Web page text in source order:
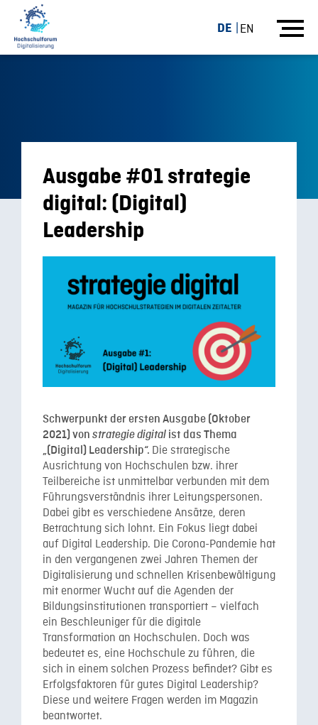
DE EN
Ausgabe #01 strategie
digital: (Digital)
Leadership
Schwerpunkt der ersten Ausgabe (Oktober
2021) von strategie digital ist das Thema
„(Digital) Leadership“. Die strategische
Ausrichtung von Hochschulen bzw. ihrer
Teilbereiche ist unmittelbar verbunden mit dem
Führungsverständnis ihrer Leitungspersonen.
Dabei gibt es verschiedene Ansätze, deren
Betrachtung sich lohnt. Ein Fokus liegt dabei
auf Digital Leadership. Die Corona-Pandemie hat
in den vergangenen zwei Jahren Themen der
Digitalisierung und schnellen Krisenbewältigung
mit enormer Wucht auf die Agenden der
Bildungsinstitutionen transportiert – vielfach
ein Beschleuniger für die digitale
Transformation an Hochschulen. Doch was
bedeutet es, eine Hochschule zu führen, die
sich in einem solchen Prozess befindet? Gibt es
Erfolgsfaktoren für gutes Digital Leadership?
Diese und weitere Fragen werden im Magazin
beantwortet.